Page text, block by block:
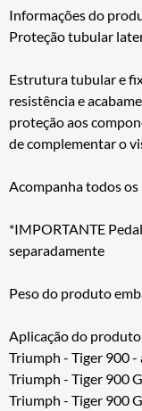
Informações do
Proteção tubular
Estrutura tubular e
resistência e
proteção aos
de complementar o
Acompanha todos os
*IMPORTANTE
separadamente
Peso do produto
Aplicação do produto
Triumph - Tiger 900
Triumph - Tiger 900
Triumph - Tiger 900